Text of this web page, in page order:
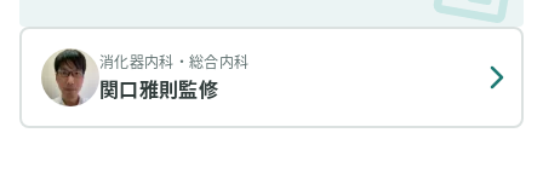
消化器内科・総合内科
関口雅則 監修